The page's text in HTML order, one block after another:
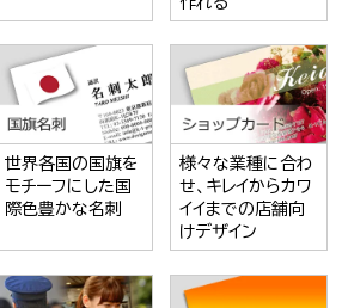
世界各国の国旗を
モチーフにした国
際色豊かな名刺
様々な業種に合わ
せ、キレイからカワ
イイまでの店舗向
けデザイン